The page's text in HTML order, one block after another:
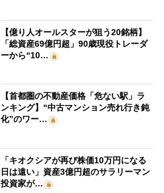
【億り人オールスターが狙う20銘柄】
「総資産69億円超」90歳現役トレーダ
ーから“10…
【首都圏の不動産価格「危ない駅」ラ
ンキング】“中古マンション売れ行き鈍
化”のワー…
「キオクシアが再び株価10万円になる
日は遠い」資産3億円超のサラリーマン
投資家が…